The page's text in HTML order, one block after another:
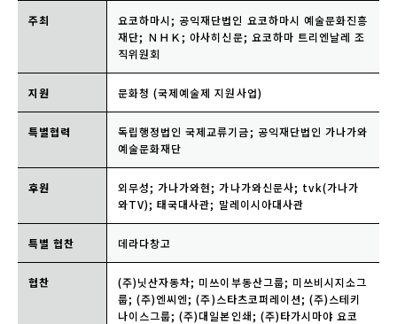
주최
요코하마시; 공익재단법인 요코하마시 예술문화진흥
재단; ＮＨＫ; 아사히신문; 요코하마 트리엔날레 조
직위원회
지원 문화청 (국제예술제 지원사업)
특별협력
독립행정법인 국제교류기금; 공익재단법인 가나가와
예술문화재단
후원
외무성; 가나가와현; 가나가와신문사; tvk(가나가
와TV); 태국대사관; 말레이시아대사관
특별 협찬 데라다창고
협찬
(주)닛산자동차; 미쓰이부동산그룹; 미쓰비시지소그
룹; (주)엔씨엔; (주)스타츠코퍼레이션; (주)스테키
나이스그룹; (주)대일본인쇄; (주)타가시마야 요코